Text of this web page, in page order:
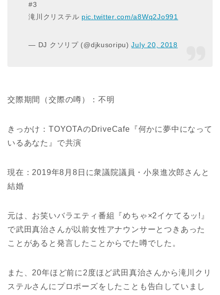
#3
滝川クリステル pic.twitter.com/a8Wq2Jo991
— DJ クソリプ (@djkusoripu)July 20, 2018
交際期間 （交際の噂） ：不明
きっかけ：TOYOTAのDriveCafe『何かに夢中になって
いるあなた』で共演
現在：2019年8月8日に衆議院議員・小泉進次郎さんと
結婚
元は、お笑いバラエティ番組『めちゃ×2イケてるッ!』
で武田真治さんが以前女性アナウンサーとつきあった
ことがあると発言したことからでた噂でした。
また、20年ほど前に2度ほど武田真治さんから滝川クリ
ステルさんにプロポーズをしたことも告白していまし